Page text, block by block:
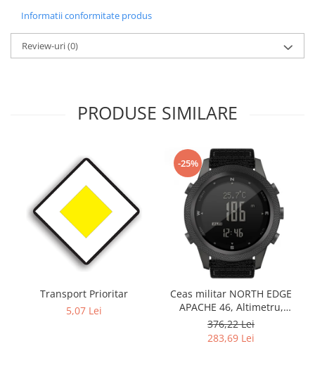
Informatii conformitate produs
Review-uri(0)
PRODUSE SIMILARE
Transport Prioritar
5,07 Lei
-25%
Ceas militar NORTH EDGE
APACHE 46, Altimetru,
Barometru, Cronometru,
Termometru, Pedometru,
Busola
376,22 Lei
283,69 Lei